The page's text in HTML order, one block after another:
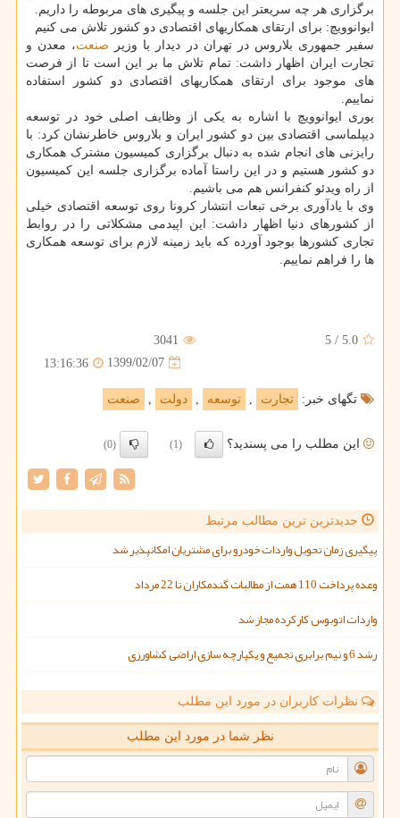
برگزاری هر چه سریعتر این جلسه و پیگیری های مربوطه را داریم.
ایوانوویچ: برای ارتقای همکاریهای اقتصادی دو کشور تلاش می کنیم
سفیر جمهوری بلاروس در تهران در دیدار با وزیر صنعت، معدن و
تجارت ایران اظهار داشت: تمام تلاش ما بر این است تا از فرصت
های موجود برای ارتقای همکاریهای اقتصادی دو کشور استفاده
نماییم.
یوری ایوانوویچ با اشاره به یکی از وظایف اصلی خود در توسعه
دیپلماسی اقتصادی بین دو کشور ایران و بلاروس خاطرنشان کرد: با
رایزنی های انجام شده به دنبال برگزاری کمیسیون مشترک همکاری
دو کشور هستیم و در این راستا آماده برگزاری جلسه این کمیسیون
از راه ویدئو کنفرانس هم می باشیم.
وی با یادآوری برخی تبعات انتشار کرونا روی توسعه اقتصادی خیلی
از کشورهای دنیا اظهار داشت: این اپیدمی مشکلاتی را در روابط
تجاری کشورها بوجود آورده که باید زمینه لازم برای توسعه همکاری
ها را فراهم نماییم.
5.0
/
5
3041
1399/02/07
13:16:36
تگهای خبر: تجارت , توسعه , دولت , صنعت
این مطلب را می پسندید؟ (1)
(0)
جدیدترین ترین مطالب مرتبط
پیگیری زمان تحویل واردات خودرو برای مشتریان امکانپذیر شد
وعده پرداخت 110 همت از مطالبات گندمکاران تا 22 مرداد
واردات اتوبوس کارکرده مجاز شد
رشد 6 و نیم برابری تجمیع و یکپارچه سازی اراضی کشاورزی
نظرات کاربران در مورد این مطلب
نظر شما در مورد این مطلب